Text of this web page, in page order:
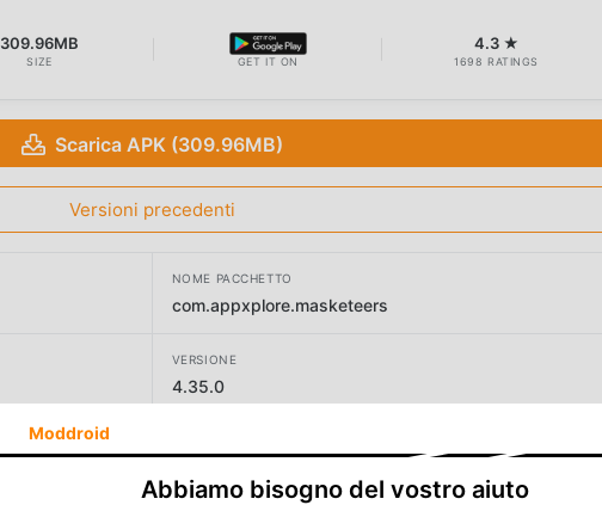
309.96MB
SIZE GET IT ON
4.3 ★
1698 RATINGS
Scarica APK (309.96MB)
Versioni precedenti
NOME PACCHETTO
com.appxplore.masketeers
VERSIONE
4.35.0
Moddroid
Abbiamo bisogno del vostro aiuto